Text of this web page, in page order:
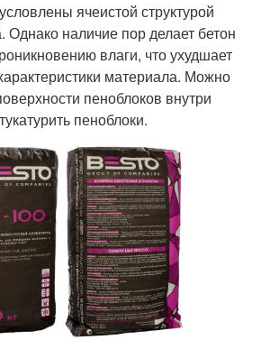
ячеистой структурой
Однако наличие пор делает бетон
влаги, что ухудшает
материала. Можно
пеноблоков внутри
пеноблоки.